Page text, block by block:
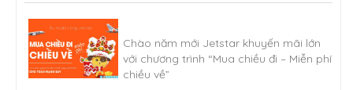
Chào năm mới Jetstar khuyến mãi lớn
với chương trình “Mua chiều đi – Miễn phí
chiều về”